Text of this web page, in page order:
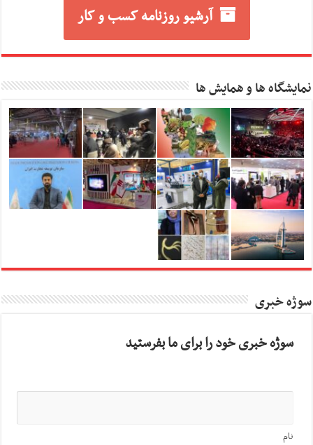
آرشیو روزنامه کسب و کار
نمایشگاه ها و همایش ها
سوژه خبری
سوژه خبری خود را برای ما بفرستید
نام